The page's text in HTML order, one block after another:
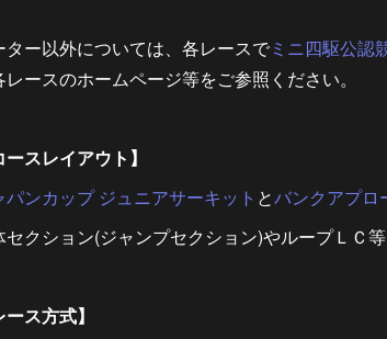
ター以外については、各レースでミニ四駆公認
レースのホームページ等をご参照ください。
ースレイアウト】
パンカップ ジュニアサーキット とバンクアプロ
セクション(ジャンプセクション)やループＬＣ等
ース方式】